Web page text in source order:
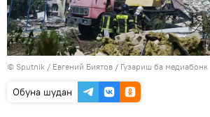
© Sputnik / Евгений Биятов / Гузариш ба медиабонк
Обуна шудан